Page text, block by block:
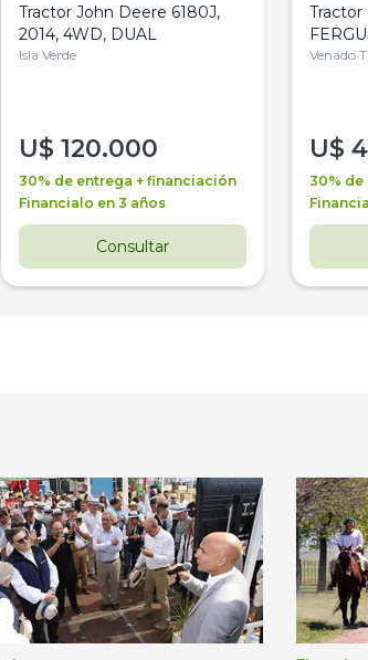
Tractor John Deere 6180J,
2014, 4WD, DUAL
Isla Verde
U$ 120.000
30% de entrega + financiación
Financialo en 3 años
Consultar
Tractor
4WD,
Venado
U$
30% de